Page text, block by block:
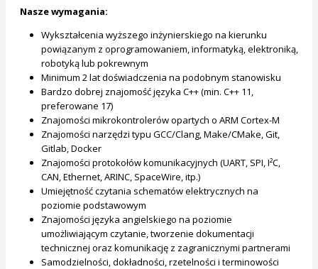
Nasze wymagania:
Wykształcenia wyższego inżynierskiego na kierunku
powiązanym z oprogramowaniem, informatyką, elektroniką,
robotyką lub pokrewnym
Minimum 2 lat doświadczenia na podobnym stanowisku
Bardzo dobrej znajomość języka C++ (min. C++ 11,
preferowane 17)
Znajomości mikrokontrolerów opartych o ARM Cortex-M
Znajomości narzędzi typu GCC/Clang, Make/CMake, Git,
Gitlab, Docker
Znajomości protokołów komunikacyjnych (UART, SPI, I²C,
CAN, Ethernet, ARINC, SpaceWire, itp.)
Umiejętność czytania schematów elektrycznych na
poziomie podstawowym
Znajomości języka angielskiego na poziomie
umożliwiającym czytanie, tworzenie dokumentacji
technicznej oraz komunikację z zagranicznymi partnerami
Samodzielności, dokładności, rzetelności i terminowości